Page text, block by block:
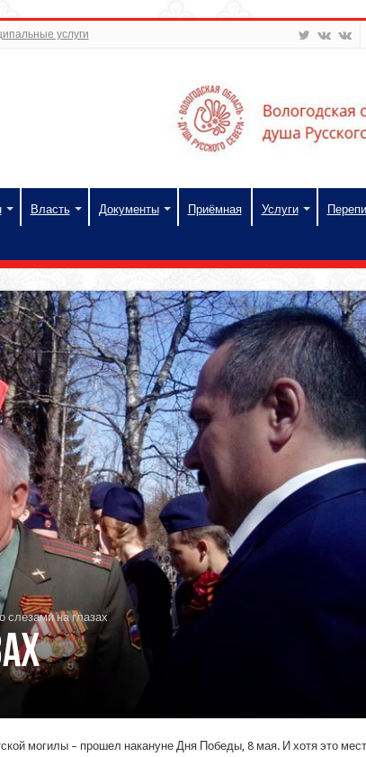
услуги
Власть Документы Приёмная Услуги
слезами на глазах
могилы – прошел накануне Дня Победы, 8 мая. И хотя это